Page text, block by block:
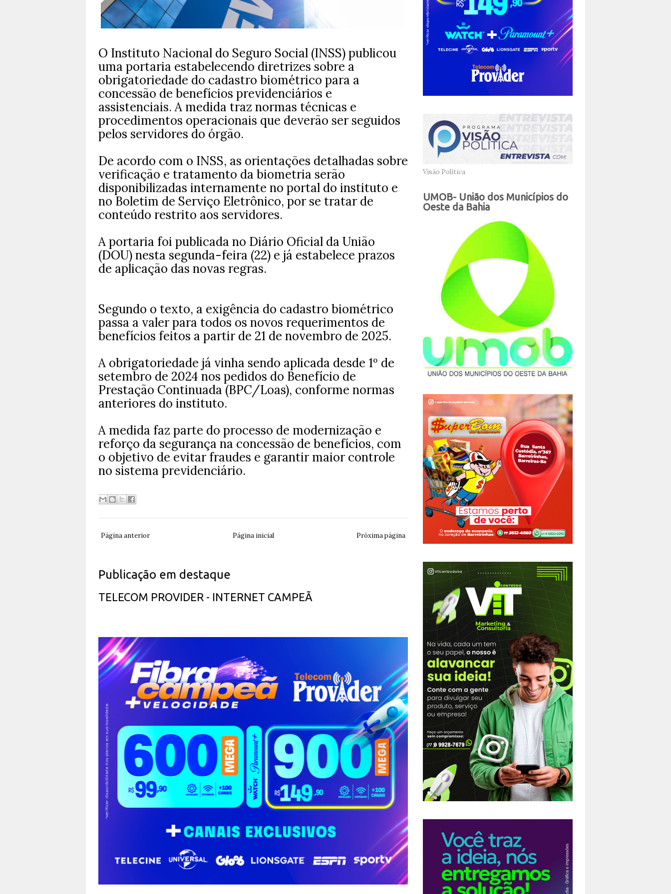
O Instituto Nacional do Seguro Social (INSS) publicou
uma portaria estabelecendo diretrizes sobre a
obrigatoriedade do cadastro biométrico para a
concessão de benefícios previdenciários e
assistenciais. A medida traz normas técnicas e
procedimentos operacionais que deverão ser seguidos
pelos servidores do órgão.
De acordo com o INSS, as orientações detalhadas sobre
verificação e tratamento da biometria serão
disponibilizadas internamente no portal do instituto e
no Boletim de Serviço Eletrônico, por se tratar de
conteúdo restrito aos servidores.
A portaria foi publicada no Diário Oficial da União
(DOU) nesta segunda-feira (22) e já estabelece prazos
de aplicação das novas regras.
Segundo o texto, a exigência do cadastro biométrico
passa a valer para todos os novos requerimentos de
benefícios feitos a partir de 21 de novembro de 2025.
A obrigatoriedade já vinha sendo aplicada desde 1º de
setembro de 2024 nos pedidos do Benefício de
Prestação Continuada (BPC/Loas), conforme normas
anteriores do instituto.
A medida faz parte do processo de modernização e
reforço da segurança na concessão de benefícios, com
o objetivo de evitar fraudes e garantir maior controle
no sistema previdenciário.
Página anterior Próxima página
Página inicial
Publicação em destaque
TELECOM PROVIDER - INTERNET CAMPEÃ
Visão Política
UMOB- União dos Municípios do
Oeste da Bahia